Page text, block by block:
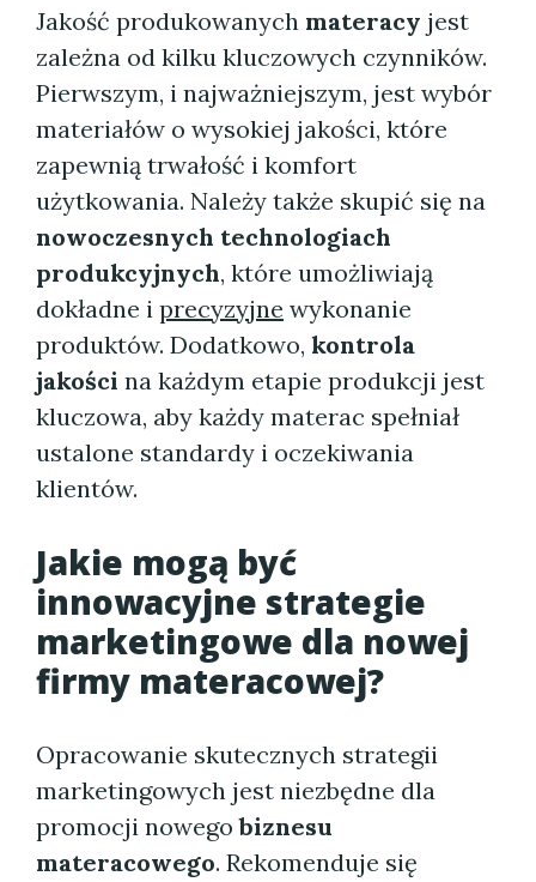
Jakość produkowanych materacy jest
zależna od kilku kluczowych czynników.
Pierwszym, i najważniejszym, jest wybór
materiałów o wysokiej jakości, które
zapewnią trwałość i komfort
użytkowania. Należy także skupić się na
nowoczesnych technologiach
produkcyjnych, które umożliwiają
dokładne i precyzyjne wykonanie
produktów. Dodatkowo, kontrola
jakości na każdym etapie produkcji jest
kluczowa, aby każdy materac spełniał
ustalone standardy i oczekiwania
klientów.
Jakie mogą być
innowacyjne strategie
marketingowe dla nowej
firmy materacowej?
Opracowanie skutecznych strategii
marketingowych jest niezbędne dla
promocji nowegobiznesu
materacowego. Rekomenduje się